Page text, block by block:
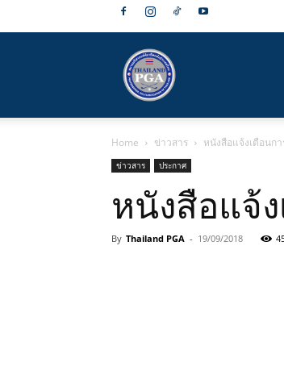
กีฬา
กอล์ฟ
Home ข่าวสาร หนังสือแจ้งเตือนก
ข่าวสาร ประกาศ
หนังสือแจ้
By Thailand PGA - 19/09/2018